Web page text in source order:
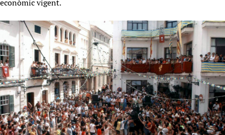
econòmic vigent.